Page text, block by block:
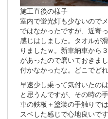
施工直後の様子
室内で蛍光灯も少ないので
ではなかったですが、近寄
感じはしました。タオルが
りましたｗ。新車納車から
があったので磨いておきま
付かなかったな。どこでど
早速少し乗って気付いたの
と思うんですが、その時の
車の鉄板＋塗装の手触りで
スベした感じで心地良いです